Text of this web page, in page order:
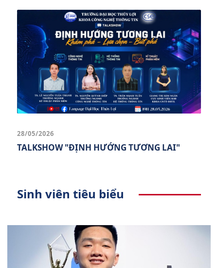
28/05/2026
TALKSHOW "ĐỊNH HƯỚNG TƯƠNG LAI"
Sinh viên tiêu biểu